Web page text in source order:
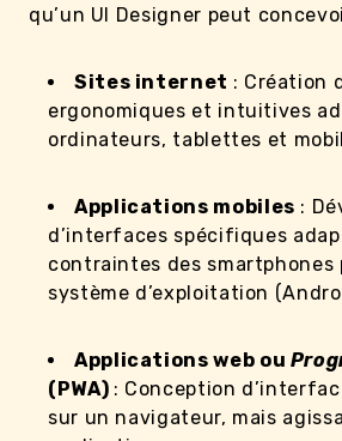
qu’un UI Designer peut
Sites internet : Création
ergonomiques et intuitives
ordinateurs, tablettes et
Applications mobiles :
d’interfaces spécifiques
contraintes des smartphones
système d’exploitation
Applications web ou
(PWA) : Conception
sur un navigateur, mais